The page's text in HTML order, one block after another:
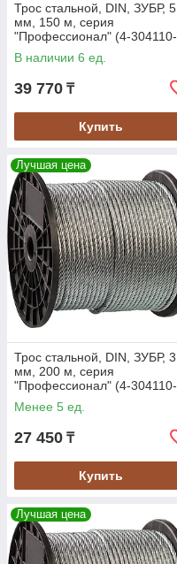
Трос стальной, DIN, ЗУБР, 5
мм, 150 м, серия
"Профессионал" (4-304110-
05)
В наличии 6 ед.
39 770 ₸
Купить
Лучшая цена
Трос стальной, DIN, ЗУБР, 3
мм, 200 м, серия
"Профессионал" (4-304110-
03)
Менее 5 ед.
27 450 ₸
Купить
Лучшая цена